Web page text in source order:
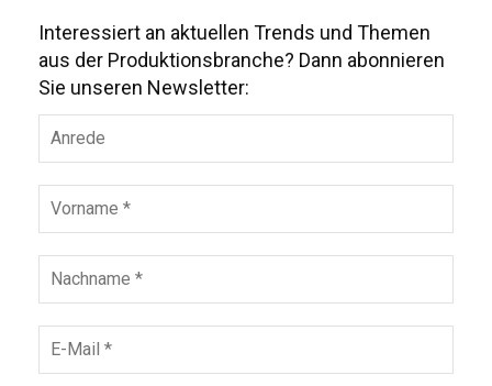
Interessiert an aktuellen Trends und Themen
aus der Produktionsbranche? Dann abonnieren
Sie unseren Newsletter: